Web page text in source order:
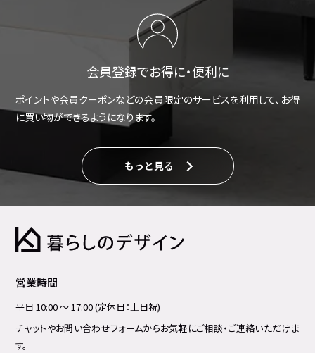
会員登録でお得に・便利に
ポイントや会員クーポンなどの会員限定のサービスを利用して、お得
に買い物ができるようになります。
もっと見る
営業時間
平日 10:00 ～ 17:00 (定休日：土日祝)
チャットやお問い合わせフォームからお気軽にご相談・ご連絡いただけま
す。